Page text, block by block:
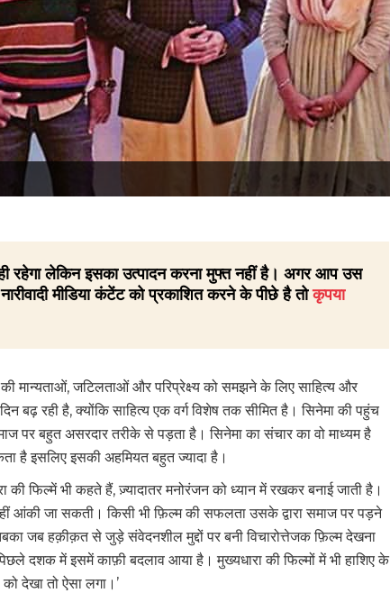
लेकिन इसका उत्पादन करना मुफ्त नहीं है। अगर आप उस
मीडिया कंटेंट को प्रकाशित करने के पीछे है तोकृपया
मान्यताओं, जटिलताओं और परिप्रेक्ष्य को समझने के लिए साहित्य और
बढ़ रही है, क्योंकि साहित्य एक वर्ग विशेष तक सीमित है। सिनेमा की पहुंच
पर बहुत असरदार तरीके से पड़ता है। सिनेमा का संचार का वो माध्यम है
है इसलिए इसकी अहमियत बहुत ज्यादा है।
की फिल्में भी कहते हैं, ज़्यादातर मनोरंजन को ध्यान में रखकर बनाई जाती है।
जा सकती। किसी भी फ़िल्म की सफलता उसके द्वारा समाज पर पड़ने
जब हक़ीक़त से जुड़े संवेदनशील मुद्दों पर बनी विचारोत्तेजक फ़िल्म देखना
दशक में इसमें काफ़ी बदलाव आया है। मुख्यधारा की फिल्मों में भी हाशिए के
देखा तो ऐसा लगा।’